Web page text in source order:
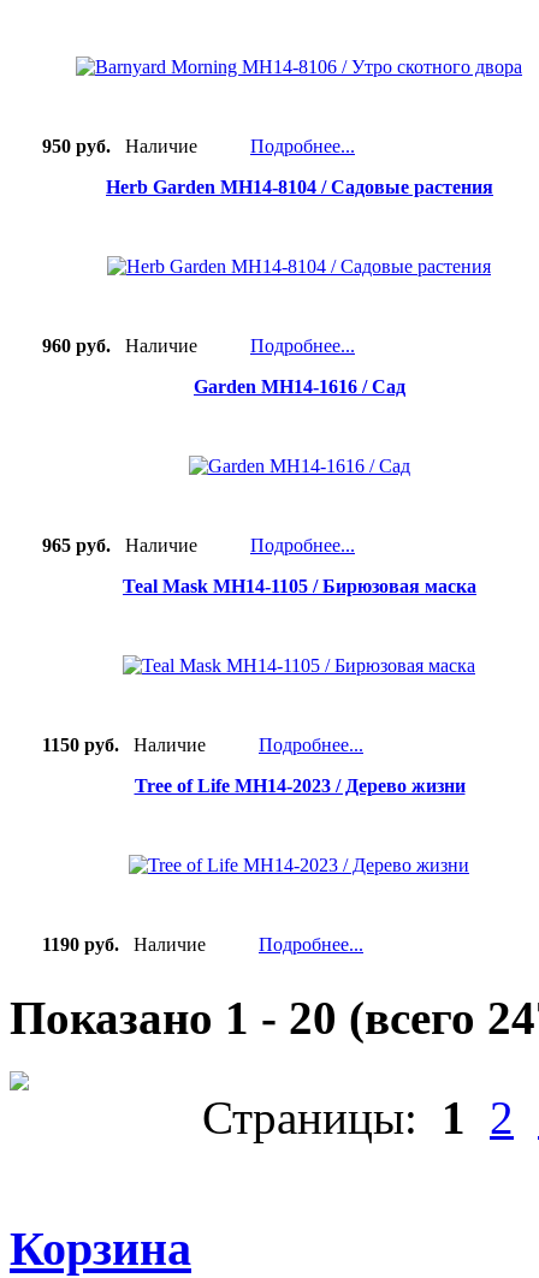
950 руб. Наличие
Подробнее...
Herb Garden MH14-8104 / Садовые растения
960 руб. Наличие
Подробнее...
Garden MH14-1616 / Сад
965 руб. Наличие
Подробнее...
Teal Mask MH14-1105 / Бирюзовая маска
1150 руб. Наличие
Подробнее...
Tree of Life MH14-2023 / Дерево жизни
1190 руб. Наличие Подробнее...
Показано 1 - 20 (всего
Страницы: 1 2
Корзина